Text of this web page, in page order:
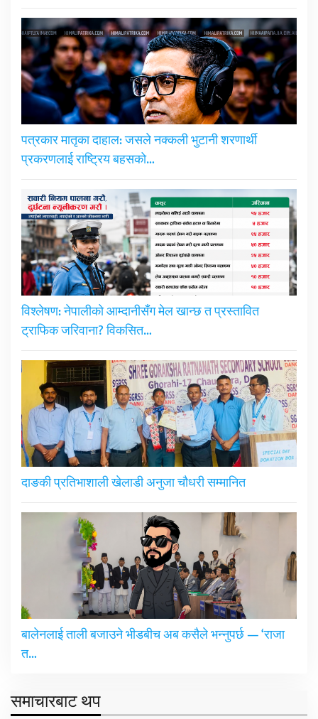
पत्रकार मातृका दाहाल: जसले नक्कली भुटानी शरणार्थी
प्रकरणलाई राष्ट्रिय बहसको…
विश्लेषण: नेपालीको आम्दानीसँग मेल खान्छ त प्रस्तावित
ट्राफिक जरिवाना? विकसित…
दाङकी प्रतिभाशाली खेलाडी अनुजा चौधरी सम्मानित
बालेनलाई ताली बजाउने भीडबीच अब कसैले भन्नुपर्छ — ‘राजा
त…
समाचारबाट थप